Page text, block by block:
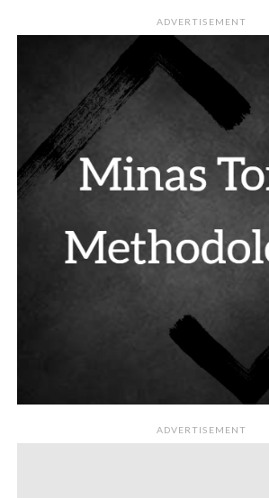
ADVERTISEMENT
ADVERTISEMENT